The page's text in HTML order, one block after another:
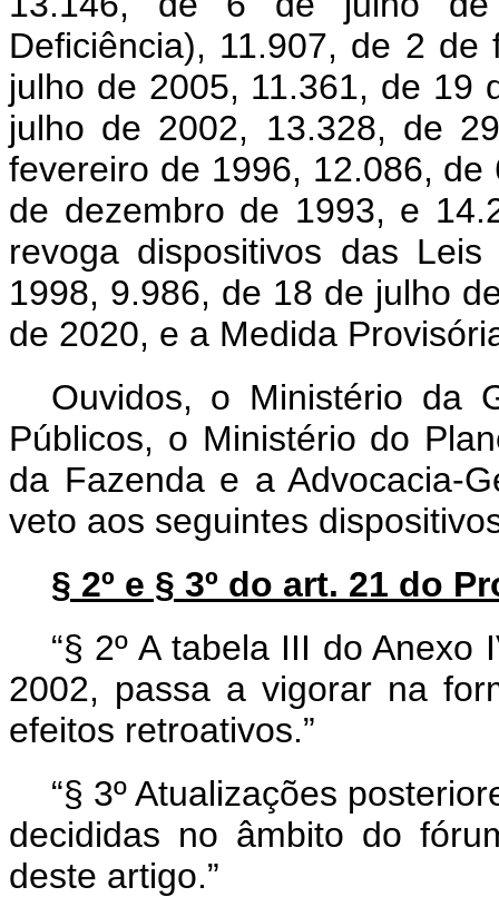
Deficiência), 11.907, de 2
julho de 2005, 11.361, de 19
julho de 2002, 13.328, de
fevereiro de 1996, 12.086,
de dezembro de 1993, e
revoga dispositivos das
1998, 9.986, de 18 de julho
de 2020, e a Medida
Ouvidos, o Ministério da
Públicos, o Ministério do
da Fazenda e a Advocacia-
veto aos seguintes
§ 2º e § 3º do art. 21 do
“§ 2º A tabela III do
2002, passa a vigorar na
efeitos retroativos.”
“§ 3º Atualizações
decididas no âmbito do
deste artigo.”